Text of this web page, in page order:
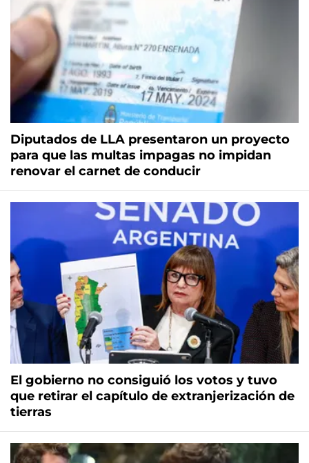
Diputados de LLA presentaron un proyecto
para que las multas impagas no impidan
renovar el carnet de conducir
El gobierno no consiguió los votos y tuvo
que retirar el capítulo de extranjerización de
tierras